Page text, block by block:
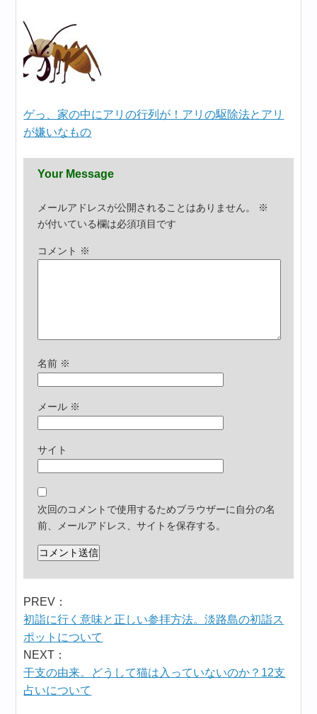
ゲっ、家の中にアリの行列が！アリの駆除法とアリ
が嫌いなもの
Your Message
メールアドレスが公開されることはありません。
※
が付いている欄は必須項目です
コメント ※
名前 ※
メール ※
サイト
次回のコメントで使用するためブラウザーに自分の名
前、メールアドレス、サイトを保存する。
PREV：
初詣に行く意味と正しい参拝方法。淡路島の初詣ス
ポットについて
NEXT：
干支の由来。どうして猫は入っていないのか？12支
占いについて